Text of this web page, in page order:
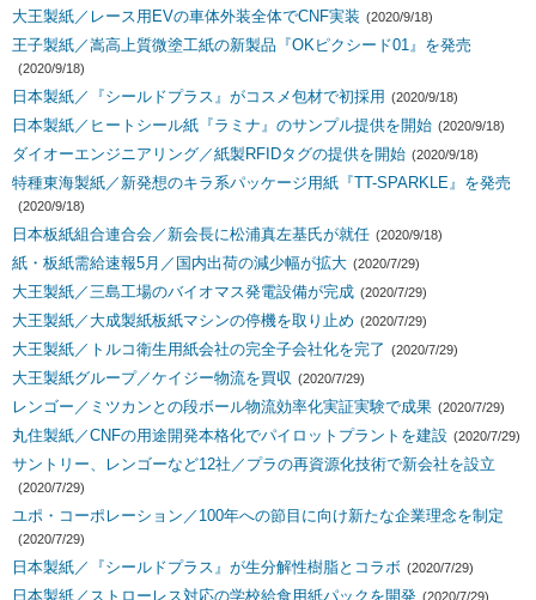
大王製紙／レース用EVの車体外装全体でCNF実装 (2020/9/18)
王子製紙／嵩高上質微塗工紙の新製品『OKピクシード01』を発売
(2020/9/18)
日本製紙／『シールドプラス』がコスメ包材で初採用 (2020/9/18)
日本製紙／ヒートシール紙『ラミナ』のサンプル提供を開始 (2020/9/18)
ダイオーエンジニアリング／紙製RFIDタグの提供を開始 (2020/9/18)
特種東海製紙／新発想のキラ系パッケージ用紙『TT-SPARKLE』を発売
(2020/9/18)
日本板紙組合連合会／新会長に松浦真左基氏が就任 (2020/9/18)
紙・板紙需給速報5月／国内出荷の減少幅が拡大 (2020/7/29)
大王製紙／三島工場のバイオマス発電設備が完成 (2020/7/29)
大王製紙／大成製紙板紙マシンの停機を取り止め (2020/7/29)
大王製紙／トルコ衛生用紙会社の完全子会社化を完了 (2020/7/29)
大王製紙グループ／ケイジー物流を買収 (2020/7/29)
レンゴー／ミツカンとの段ボール物流効率化実証実験で成果 (2020/7/29)
丸住製紙／CNFの用途開発本格化でパイロットプラントを建設 (2020/7/29)
サントリー、レンゴーなど12社／プラの再資源化技術で新会社を設立
(2020/7/29)
ユポ・コーポレーション／100年への節目に向け新たな企業理念を制定
(2020/7/29)
日本製紙／『シールドプラス』が生分解性樹脂とコラボ (2020/7/29)
日本製紙／ストローレス対応の学校給食用紙パックを開発 (2020/7/29)